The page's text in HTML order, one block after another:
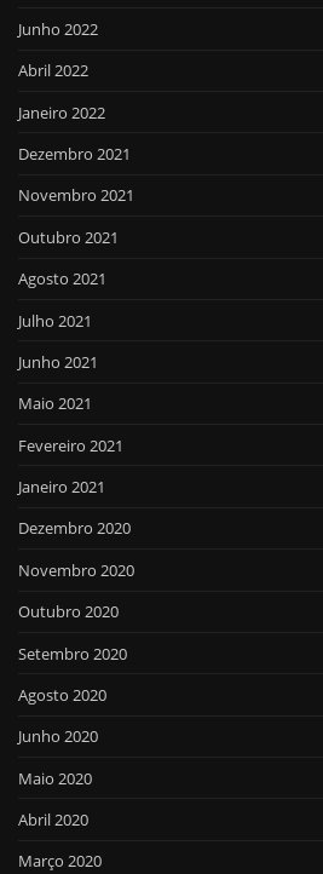
Junho 2022
Abril 2022
Janeiro 2022
Dezembro 2021
Novembro 2021
Outubro 2021
Agosto 2021
Julho 2021
Junho 2021
Maio 2021
Fevereiro 2021
Janeiro 2021
Dezembro 2020
Novembro 2020
Outubro 2020
Setembro 2020
Agosto 2020
Junho 2020
Maio 2020
Abril 2020
Março 2020